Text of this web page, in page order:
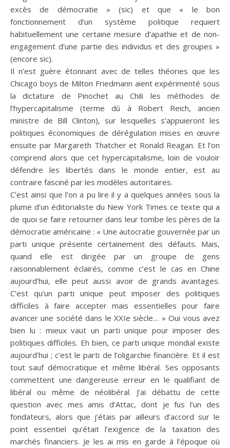
excès de démocratie » (sic) et que « le bon
fonctionnement d’un système politique requiert
habituellement une certaine mesure d’apathie et de non-
engagement d’une partie des individus et des groupes »
(encore sic).
Il n’est guère étonnant avec de telles théories que les
Chicago boys de Milton Friedmann aient expérimenté sous
la dictature de Pinochet au Chili les méthodes de
l’hypercapitalisme (terme dû à Robert Reich, ancien
ministre de Bill Clinton), sur lesquelles s’appuieront les
politiques économiques de dérégulation mises en œuvre
ensuite par Margareth Thatcher et Ronald Reagan. Et l’on
comprend alors que cet hypercapitalisme, loin de vouloir
défendre les libertés dans le monde entier, est au
contraire fasciné par les modèles autoritaires.
C’est ainsi que l’on a pu lire il y a quelques années sous la
plume d’un éditorialiste du New York Times ce texte qui a
de quoi se faire retourner dans leur tombe les pères de la
démocratie américaine : « Une autocratie gouvernée par un
parti unique présente certainement des défauts. Mais,
quand elle est dirigée par un groupe de gens
raisonnablement éclairés, comme c’est le cas en Chine
aujourd’hui, elle peut aussi avoir de grands avantages.
C’est qu’un parti unique peut imposer des politiques
difficiles à faire accepter mais essentielles pour faire
avancer une société dans le XXIe siècle… » Oui vous avez
bien lu : mieux vaut un parti unique pour imposer des
politiques difficiles. Eh bien, ce parti unique mondial existe
aujourd’hui ; c’est le parti de l’oligarchie financière. Et il est
tout sauf démocratique et même libéral. Ses opposants
commettent une dangereuse erreur en le qualifiant de
libéral ou même de néolibéral. J’ai débattu de cette
question avec mes amis d’Attac, dont je fus l’un des
fondateurs, alors que j’étais par ailleurs d’accord sur le
point essentiel qu’était l’exigence de la taxation des
marchés financiers. Je les ai mis en garde à l’époque où